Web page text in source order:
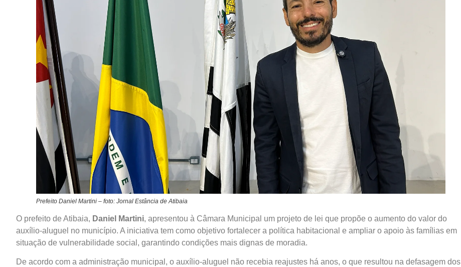
Prefeito Daniel Martini – foto: Jornal Estância de Atibaia
O prefeito de Atibaia, Daniel Martini, apresentou à Câmara Municipal um projeto de lei que propõe o aumento do valor do
auxílio-aluguel no município. A iniciativa tem como objetivo fortalecer a política habitacional e ampliar o apoio às famílias em
situação de vulnerabilidade social, garantindo condições mais dignas de moradia.
De acordo com a administração municipal, o auxílio-aluguel não recebia reajustes há anos, o que resultou na defasagem dos